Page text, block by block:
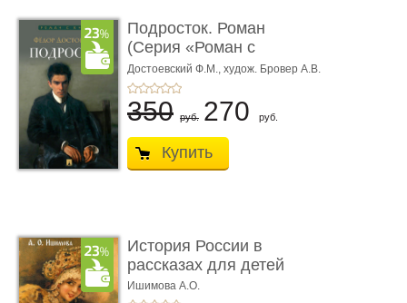
Подросток. Роман
(Серия «Роман с
книгой»)
Достоевский Ф.М., худож. Бровер А.В.
350 руб. 270 руб.
Купить
История России в
рассказах для детей
Ишимова А.О.